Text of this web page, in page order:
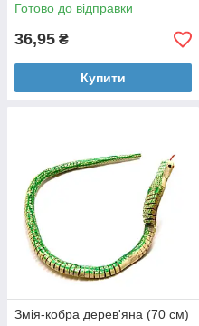
Готово до відправки
36,95 ₴
Купити
Змія-кобра дерев'яна (70 см)